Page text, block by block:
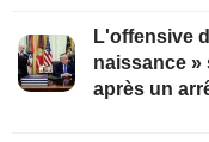
L'offensive
naissance »
après un